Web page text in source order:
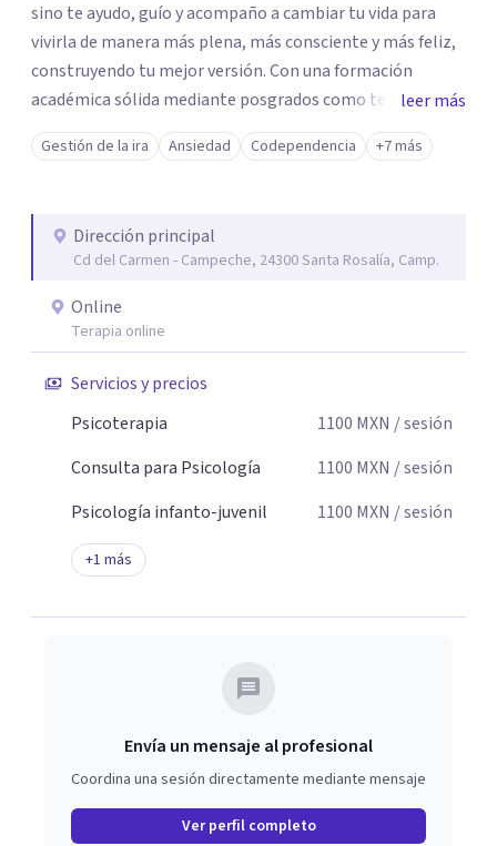
sino te ayudo, guío y acompaño a cambiar tu vida para
vivirla de manera más plena, más consciente y más feliz,
construyendo tu mejor versión. Con una formación
académica sólida mediante posgrados como terapeuta
breve, familiar e infantil, así como con respaldo
profesional y experiencia clínica de más de 26 años y
auténtica y comunicación clara y directa para darte
seguridad emocional y una dirección firme de tu proceso
de cambio.
leer más
Gestión de la ira Ansiedad Codependencia +7 más
Dirección principal
Cd del Carmen - Campeche, 24300 Santa Rosalía, Camp.
Online
Terapia online
Servicios y precios
Psicoterapia
1100 MXN / sesión
Consulta para Psicología
1100 MXN / sesión
Psicología infanto-juvenil
1100 MXN / sesión
+1 más
Envía un mensaje al profesional
Coordina una sesión directamente mediante mensaje
Ver perfil completo